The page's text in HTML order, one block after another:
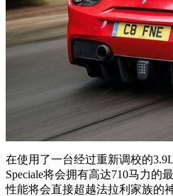
在使用了一台经过重新调校的
Speciale将会拥有高达710马力的
性能将会直接超越法拉利家族的